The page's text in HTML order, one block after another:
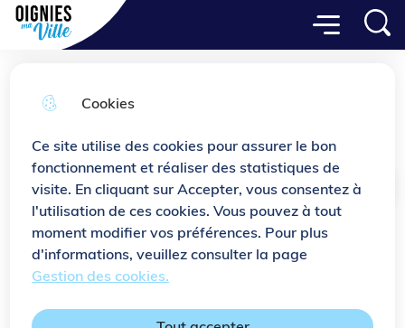
Cookies
Ce site utilise des cookies pour assurer le bon
fonctionnement et réaliser des statistiques de
visite. En cliquant sur Accepter, vous consentez à
l'utilisation de ces cookies. Vous pouvez à tout
moment modifier vos préférences. Pour plus
d'informations, veuillez consulter la page
Gestion des cookies.
Aller
au
menu
principal
Consulter
le plan
du site
Ville de Oignies
Menu principal
Menu
Le centre de Secours
Accueil
La ville de Oignies bénéficie de la
présence du Centre d'Incendie et de